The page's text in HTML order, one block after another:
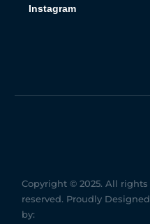
Instagram
Copyright © 2025. All rights
reserved. Proudly Designed
by: